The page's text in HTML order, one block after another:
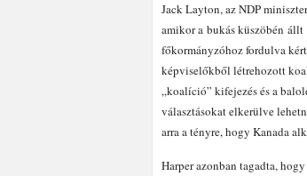
Jack Layton, az NDP
amikor a bukás küszöbén
főkormányzóhoz fordulva
képviselőkből létrehozott
„koalíció” kifejezés és a
választásokat elkerülve
arra a tényre, hogy Kanada
Harper azonban tagadta,